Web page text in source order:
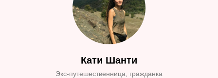
Кати Шанти
Экс-путешественница, гражданка